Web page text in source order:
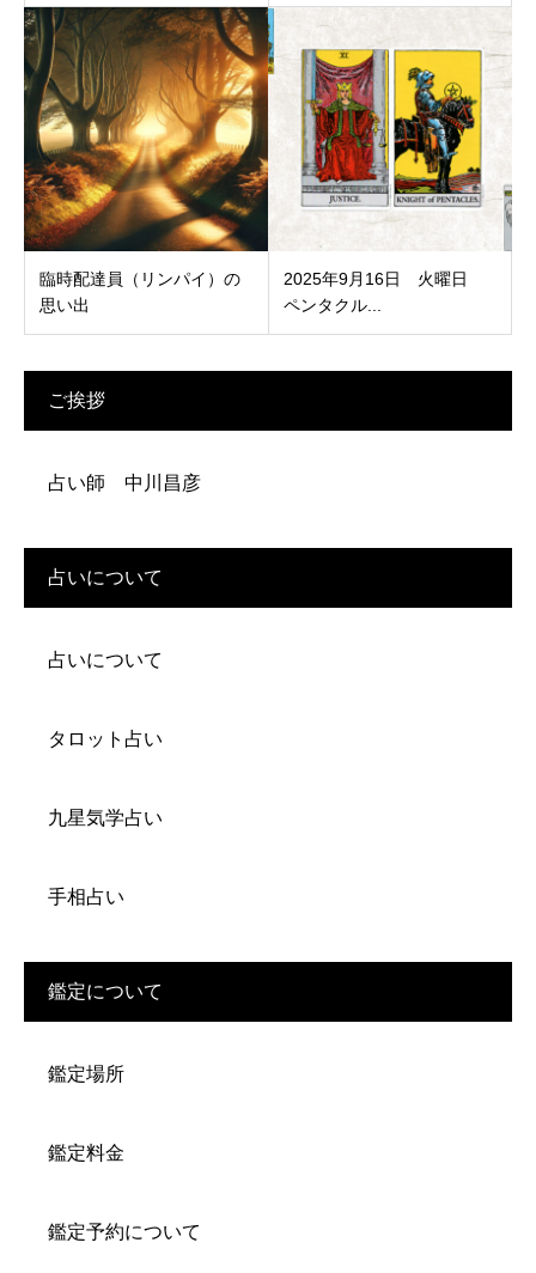
臨時配達員（リンパイ）の
思い出
2025年9月16日 火曜日
ペンタクル...
ご挨拶
占い師 中川昌彦
占いについて
占いについて
タロット占い
九星気学占い
手相占い
鑑定について
鑑定場所
鑑定料金
鑑定予約について